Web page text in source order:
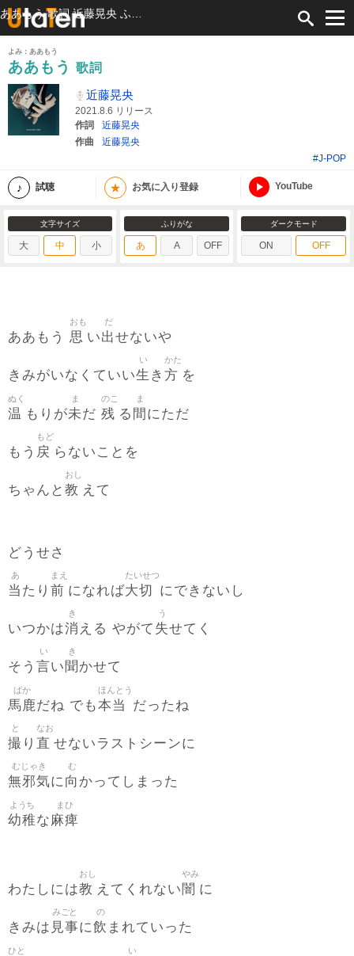
よみ：ああもう
ああもう
歌詞
近藤晃央
2021.8.6 リリース
作詞
近藤晃央
作曲
近藤晃央
#J-POP
試聴 ★ お気に入り登録 YouTube
文字サイズ
大 中 小
ふりがな
あ A OFF
ダークモード
ON OFF
ああもう 思
おも
い出
だ
せないや
きみがいなくていい生
い
き 方
かた
を
温
ぬく
もりが未
ま
だ 残
のこ
る 間
ま
にただ
もう 戻
もど
らないことを
ちゃんと 教
おし
えて
どうせさ
当
あ
たり 前
まえ
になれば大切
たいせつ
にできないし
いつかは消
き
える やがて 失
う
せてく
そう 言
い
い 聞
き
かせて
馬鹿
ばか
だね でも本当
ほんとう
だったね
撮
と
り 直
なお
せないラストシーンに
無邪気
むじゃき
に向
む
かってしまった
幼稚
ようち
な 麻痺
まひ
わたしには教
おし
えてくれない 闇
やみ
に
きみは 見事
みごと
に飲
の
まれていった
ひと い